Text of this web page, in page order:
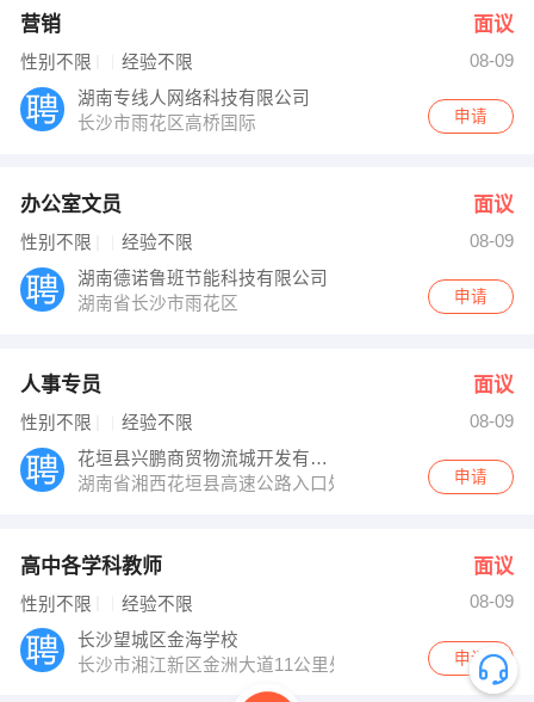
营销 面议
性别不限 经验不限
08-09
湖南专线人网络科技有限公司
长沙市雨花区高桥国际
申请
办公室文员 面议
性别不限 经验不限
08-09
湖南德诺鲁班节能科技有限公司
湖南省长沙市雨花区
申请
人事专员 面议
性别不限 经验不限
08-09
花垣县兴鹏商贸物流城开发有限公司
湖南省湘西花垣县高速公路入口处
申请
高中各学科教师 面议
性别不限 经验不限
08-09
长沙望城区金海学校
长沙市湘江新区金洲大道11公里处
申请